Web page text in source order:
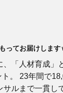
ってお届けします
、「人材育成」
。 23年間で
ルまで一貫し